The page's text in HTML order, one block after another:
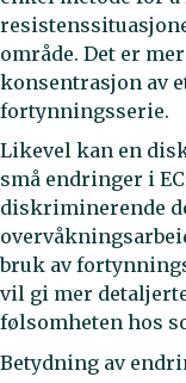
område. Det er
konsentrasjon av
fortynningsserie.
Likevel kan en
små endringer i
diskriminerende
bruk av
vil gi mer
følsomheten hos
Betydning av